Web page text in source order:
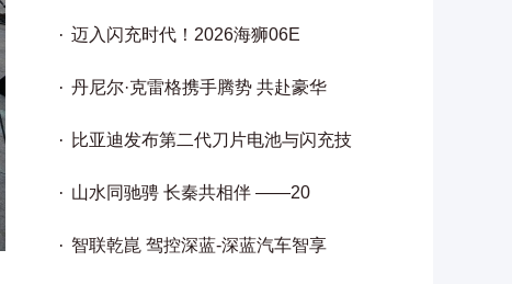
迈入闪充时代！2026海狮06E
丹尼尔·克雷格携手腾势 共赴豪华
比亚迪发布第二代刀片电池与闪充技
山水同驰骋 长秦共相伴 ——20
智联乾崑 驾控深蓝-深蓝汽车智享